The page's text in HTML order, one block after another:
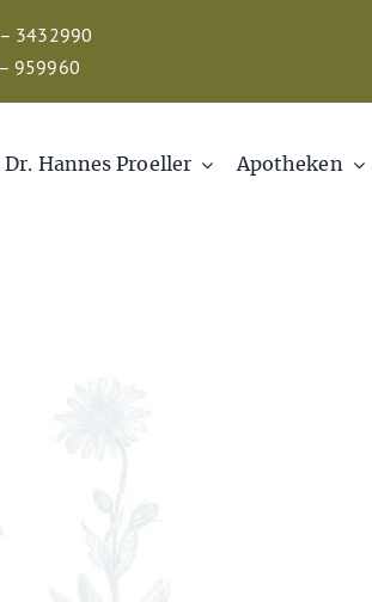
3432990
959960
Dr. Hannes Proeller Apotheken